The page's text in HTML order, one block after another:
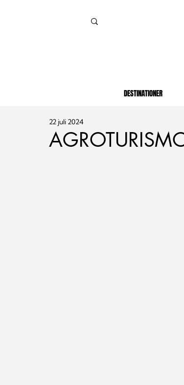
DESTINATIONER
22 juli 2024